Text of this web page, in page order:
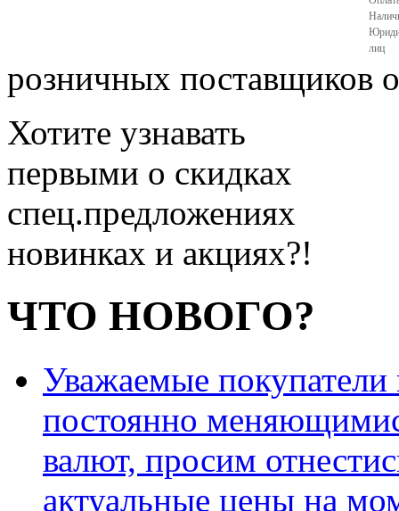
лиц
розничных поставщиков
Хотите узнавать
первыми о скидках
спец.предложениях
новинках и акциях?!
ЧТО НОВОГО?
Уважаемые
постоянно
валют, просим
актуальные цены на